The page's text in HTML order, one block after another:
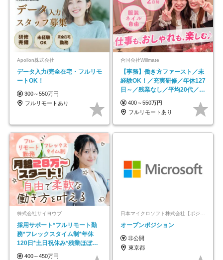
Apollon株式会社
データ入力/完全在宅・フルリモ
ートOK！
300～550万円
フルリモートあり
合同会社Willmate
【事務】働き方ファースト／未
経験OK！／充実研修／年休127
日～／残業なし／平均20代／リ
モートOK
400～550万円
フルリモートあり
株式会社サイヨウブ
採用サポート*フルリモート勤
務*フレックスタイム制*年休
120日*土日祝休み*残業ほぼな
し*育児中社員8割以上
400～450万円
日本マイクロソフト株式会社【ポジションマッチ登録】
オープンポジション
非公開
東京都